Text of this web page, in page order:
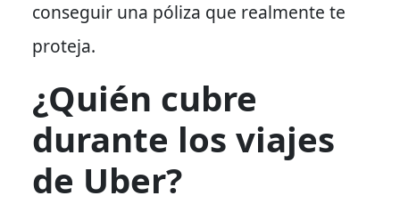
conseguir una póliza que realmente te
proteja.
¿Quién cubre
durante los viajes
de Uber?